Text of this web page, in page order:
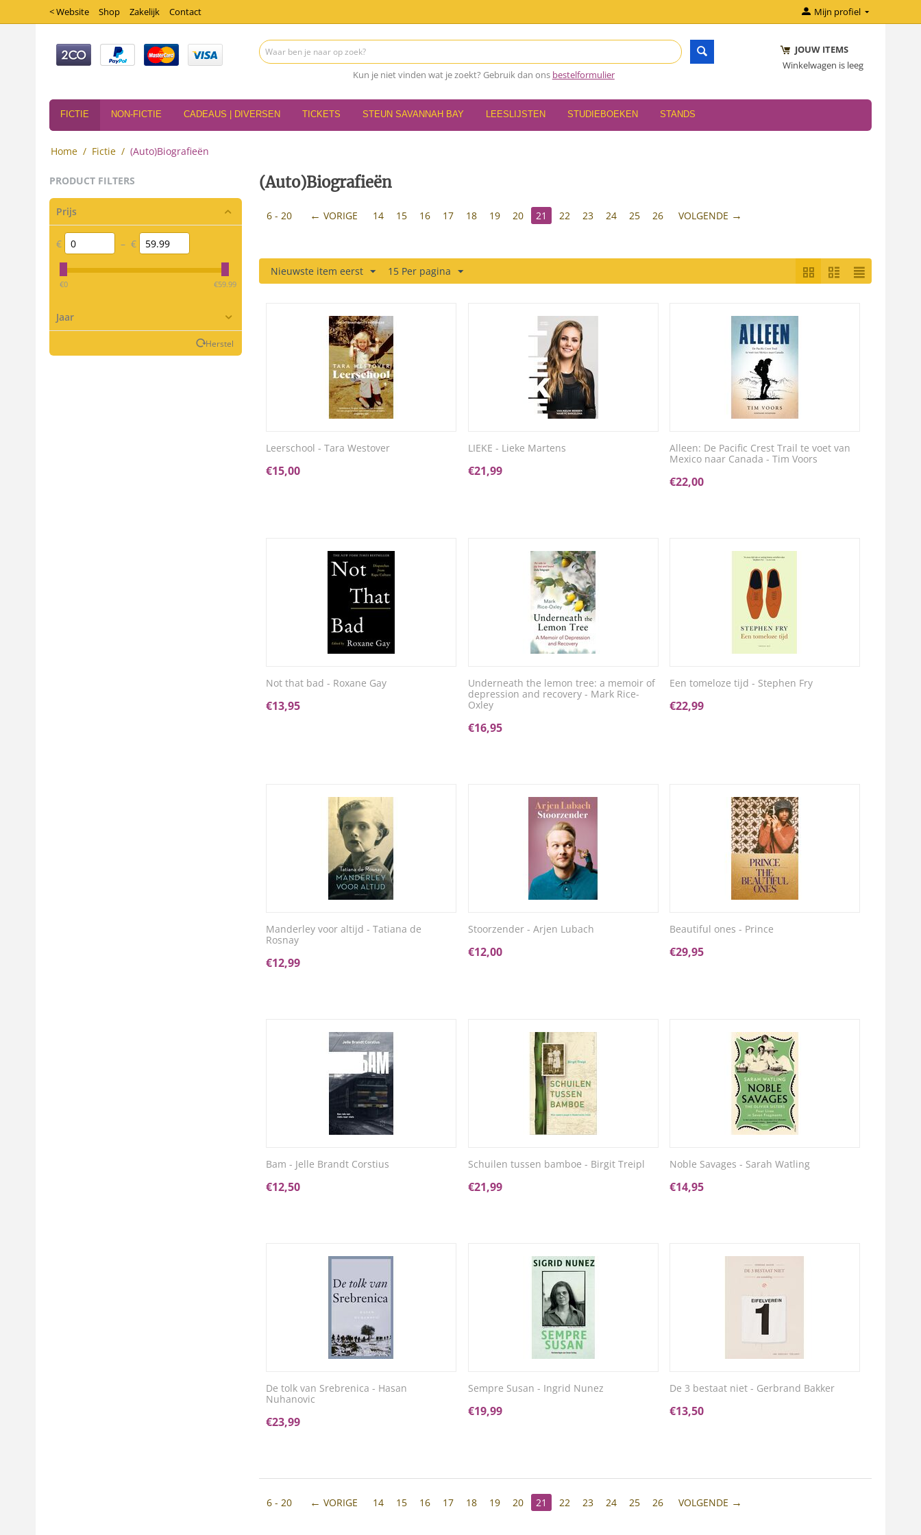
< Website Shop Zakelijk Contact Mijn profiel
Kun je niet vinden wat je zoekt? Gebruik dan ons bestelformulier
JOUW ITEMS
Winkelwagen is leeg
FICTIE NON-FICTIE CADEAUS | DIVERSEN TICKETS STEUN SAVANNAH BAY LEESLIJSTEN STUDIEBOEKEN STANDS
Home / Fictie / (Auto)Biografieën
PRODUCT FILTERS
Prijs
€ – €
‎€0 ‎€59.99
Jaar
Herstel
(Auto)Biografieën
6 - 20 VORIGE 14 15 16 17 18 19 20 21 22 23 24 25 26 VOLGENDE
Nieuwste item eerst 15 Per pagina
Leerschool - Tara Westover
€15,00
LIEKE - Lieke Martens
€21,99
Alleen: De Pacific Crest Trail te voet van
Mexico naar Canada - Tim Voors
€22,00
Not that bad - Roxane Gay
€13,95
Underneath the lemon tree: a memoir of
depression and recovery - Mark Rice-
Oxley
€16,95
Een tomeloze tijd - Stephen Fry
€22,99
Manderley voor altijd - Tatiana de
Rosnay
€12,99
Stoorzender - Arjen Lubach
€12,00
Beautiful ones - Prince
€29,95
Bam - Jelle Brandt Corstius
€12,50
Schuilen tussen bamboe - Birgit Treipl
€21,99
Noble Savages - Sarah Watling
€14,95
De tolk van Srebrenica - Hasan
Nuhanovic
€23,99
Sempre Susan - Ingrid Nunez
€19,99
De 3 bestaat niet - Gerbrand Bakker
€13,50
6 - 20 VORIGE 14 15 16 17 18 19 20 21 22 23 24 25 26 VOLGENDE